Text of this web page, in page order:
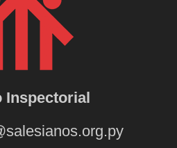
Inspectorial